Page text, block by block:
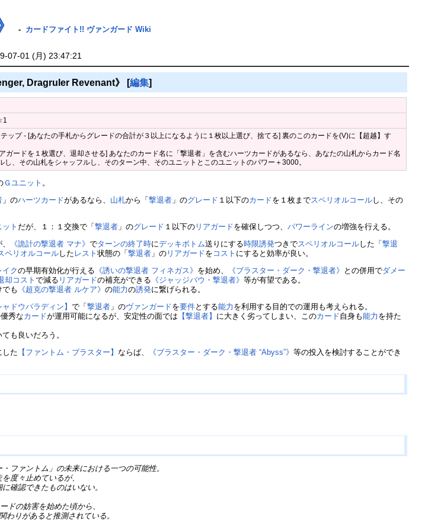
- カードファイト!! ヴァンガード Wiki
07-01 (月) 23:47:21
Dragruler Revenant》 [編集]
ップ - [あなたの手札からグレードの合計が３以上になるように１枚以上選び、捨てる] 裏のこのカードを(V)に【超越】す
ガードを１枚選び、退却させる] あなたのカード名に「撃退者」を含むハーツカードがあるなら、あなたの山札からカード名
、その山札をシャッフルし、そのターン中、そのユニットとこのユニットのパワー＋3000。
Ｇユニット 。
」のハーツカードがあるなら、 山札から「撃退者 」のグレード １以下のカードを１枚までスペリオルコールし、その
ット だが、１：１交換で「撃退者 」のグレード １以下の リアガードを確保しつつ、パワーラインの増強を行える。
《詭計の撃退者 マナ》でターンの終了時にデッキボトム送りにする時限誘発つきでスペリオルコールした「撃退
ペリオルコールした レスト状態の「撃退者 」の リアガードを コスト にすると効率が良い。
イクの早期有効化が行える 《誘いの撃退者 フィネガス》 を始め、 《ブラスター・ダーク・撃退者》 との併用でダメー
却 コストで減る リアガードの補充ができる 《ジャッジバウ・撃退者》等が有望である。
でも 《超克の撃退者 ルケア》の能力の誘発に繋げられる。
ャドウパラディン】で「撃退者 」のヴァンガードを要件とする能力 を利用する目的での運用も考えられる。
秀なカードが運用可能になるが、安定性の面では 【撃退者】 に大きく劣ってしまい、このカード自身も能力 を持た
も良いだろう。
した 【ファントム・ブラスター】ならば、 《ブラスター・ダーク・撃退者 “Abyss”》等の投入を検討することができ
ファントム」の未来における一つの可能性。
度々止めているが、
確認できたものはいない。
ドの妨害を始めた頃から、
りがあると推測されている。